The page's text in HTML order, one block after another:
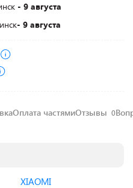
- 9 августа
- 9 августа
Оплата частямиОтзывы 0
XIAOMI